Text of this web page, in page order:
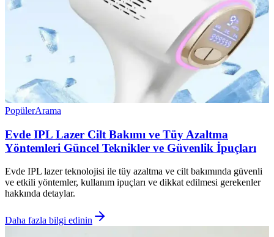
PopülerArama
Evde IPL Lazer Cilt Bakımı ve Tüy Azaltma
Yöntemleri Güncel Teknikler ve Güvenlik İpuçları
Evde IPL lazer teknolojisi ile tüy azaltma ve cilt bakımında güvenli
ve etkili yöntemler, kullanım ipuçları ve dikkat edilmesi gerekenler
hakkında detaylar.
Daha fazla bilgi edinin